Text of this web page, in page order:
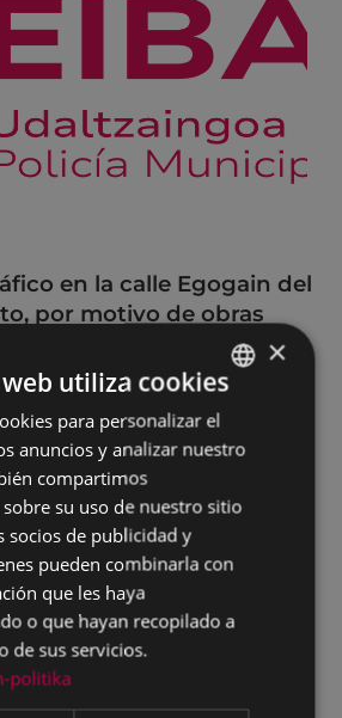
en la calle Egogain del
por motivo de obras
BASQUE
SPANISH
×
utiliza cookies
para personalizar el
anuncios y analizar nuestro
compartimos
su uso de nuestro sitio
socios de publicidad y
pueden combinarla con
que les haya
o que hayan recopilado a
de sus servicios.
politika